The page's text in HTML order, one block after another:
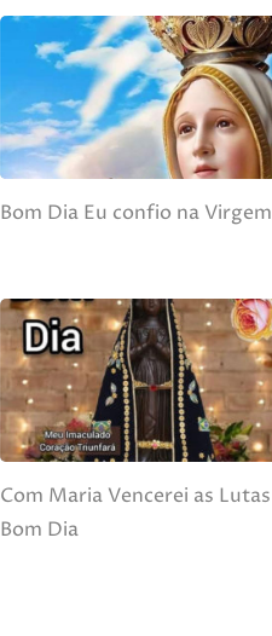
Bom Dia Eu confio na Virgem
Com Maria Vencerei as Lutas
Bom Dia